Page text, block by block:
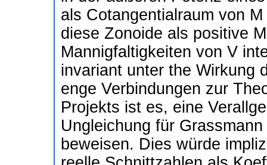
als Cotangentialraum von
diese Zonoide als positive
Mannigfaltigkeiten von V
invariant unter the Wirkung
enge Verbindungen zur
Projekts ist es, eine
Ungleichung für
beweisen. Dies würde